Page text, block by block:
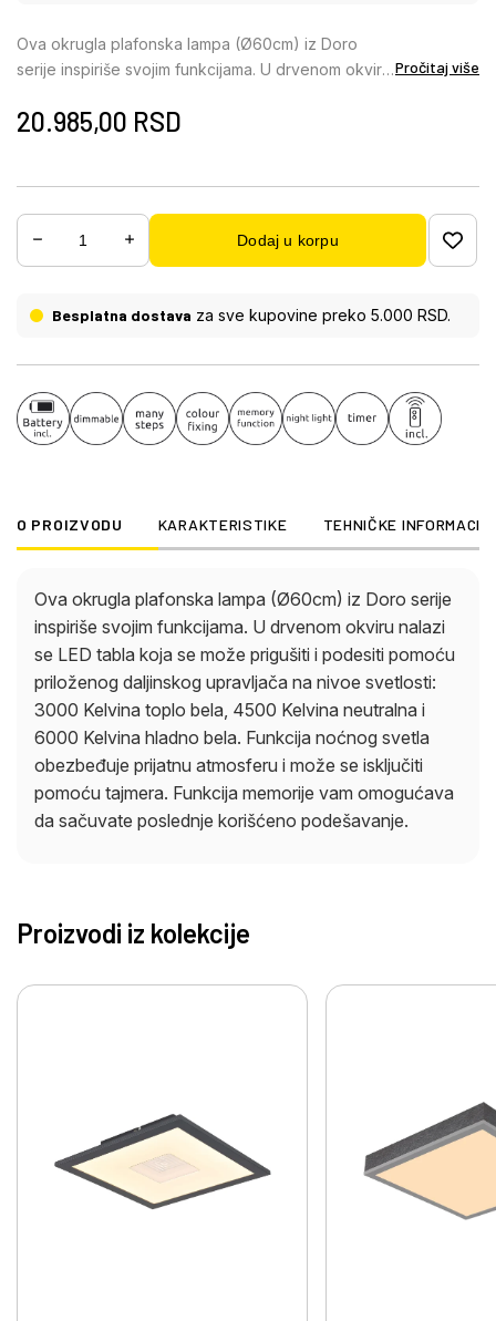
Ova okrugla plafonska lampa (Ø60cm) iz Doro
serije inspiriše svojim funkcijama. U drvenom okviru
pomoću priloženog daljinskog upravljača na nivoe
može se isključiti pomoću tajmera. Funkcija
memorije vam omogućava da sačuvate poslednje
korišćeno podešavanje.
Pročitaj više
20.985,00 RSD
Dodaj u korpu
Besplatna dostava za sve kupovine preko 5.000 RSD.
O PROIZVODU KARAKTERISTIKE TEHNIČKE
Ova okrugla plafonska lampa (Ø60cm) iz Doro serije
inspiriše svojim funkcijama. U drvenom okviru nalazi
se LED tabla koja se može prigušiti i podesiti pomoću
priloženog daljinskog upravljača na nivoe svetlosti:
3000 Kelvina toplo bela, 4500 Kelvina neutralna i
6000 Kelvina hladno bela. Funkcija noćnog svetla
obezbeđuje prijatnu atmosferu i može se isključiti
pomoću tajmera. Funkcija memorije vam omogućava
da sačuvate poslednje korišćeno podešavanje.
Proizvodi iz kolekcije